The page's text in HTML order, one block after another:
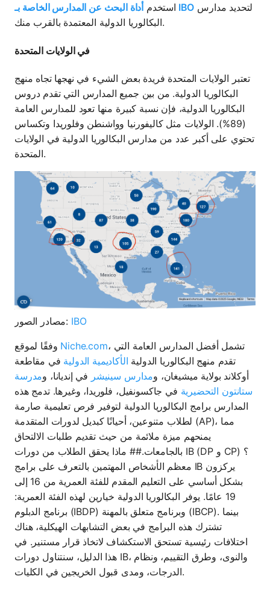
استخدم أداة البحث عن المدارس الخاصة بـ IBO
البكالوريا الدولية المعتمدة بالقرب منك.
في الولايات المتحدة
تعتبر الولايات المتحدة فريدة بعض الشيء في نهجها تجاه منهج
البكالوريا الدولية. من بين جميع المدارس التي تقدم دروس
البكالوريا الدولية، فإن نسبة كبيرة منها تعود للمدارس العامة
(89%). الولايات مثل كاليفورنيا وواشنطن وفلوريدا وتكساس
تحتوي على أكبر عدد من مدارس البكالوريا الدولية في الولايات
المتحدة.
مصادر الصور: IBO
Niche.com، تشمل أفضل المدارس العامة التي
تقدم منهج البكالوريا الدولية الأكاديمية الدولية في مقاطعة
أوكلاند بولاية ميشيغان، ومدارس سينيشر في إنديانا، ومدرسة
ستانتون التحضيرية في جاكسونفيل، فلوريدا، وغيرها. تدمج هذه
المدارس برامج البكالوريا الدولية لتوفير فرص تعليمية صارمة
لطلاب متنوعين، أحيانًا كبديل لدورات المتقدمة (AP)، مما
يمنحهم ميزة ملائمة من حيث تقديم طلبات الالتحاق
بالجامعات.## ماذا يحقق الطلاب من دورات IB (DP و CP) ؟
معظم الأشخاص المهتمين بالتعرف على برامج IB يركزون
بشكل أساسي على التعليم المقدم للفئة العمرية من 16 إلى
19 عامًا. يوفر البكالوريا الدولية خيارين لهذه الفئة العمرية:
برنامج الدبلوم (IBDP) وبرنامج متعلق بالمهنة (IBCP). بينما
تشترك هذه البرامج في بعض التشابهات الهيكلية، هناك
اختلافات رئيسية تستحق الاستكشاف لاتخاذ قرار مستنير. في
هذا الدليل، سنتناول دورات IB، والنوى، وطرق التقييم، ونظام
الدرجات، ومدى قبول الخريجين في الكليات.